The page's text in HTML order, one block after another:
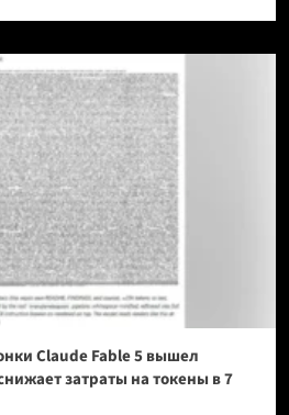
Claude Fable 5 вышел
затраты на токены в 7